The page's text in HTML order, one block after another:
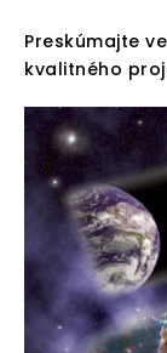
Preskúmajte
kvalitného